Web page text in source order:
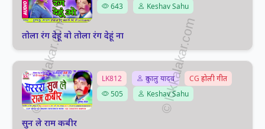
643
Keshav Sahu
तोला रंग देहूं वो तोला रंग देहूं ना
LK812 दुकालु यादव
CG होली गीत
505
Keshav Sahu
सुन ले राम कबीर